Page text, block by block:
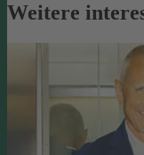
Weitere